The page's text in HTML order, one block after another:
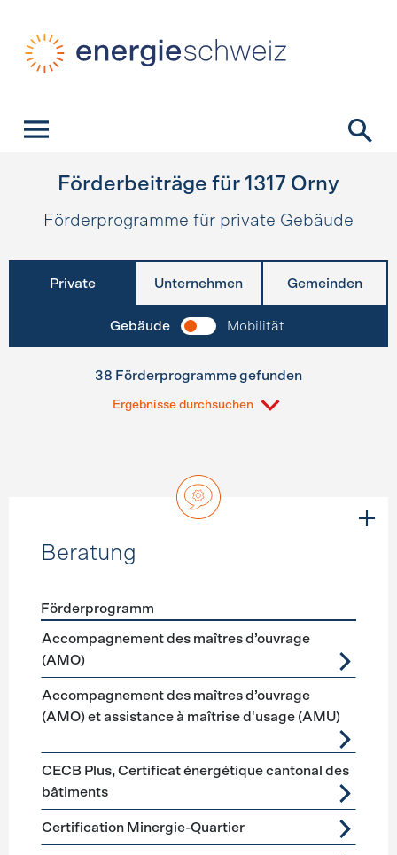
Förderbeiträge für 1317 Orny
Förderprogramme für private Gebäude
Private Unternehmen Gemeinden
Gebäude Mobilität
38 Förderprogramme gefunden
Ergebnisse durchsuchen
Beratung
Förderprogramme Beratung
Förderprogramm
Accompagnement des maîtres d’ouvrage
(AMO)
Accompagnement des maîtres d’ouvrage
(AMO) et assistance à maîtrise d'usage (AMU)
CECB Plus, Certificat énergétique cantonal des
bâtiments
Certification Minergie-Quartier